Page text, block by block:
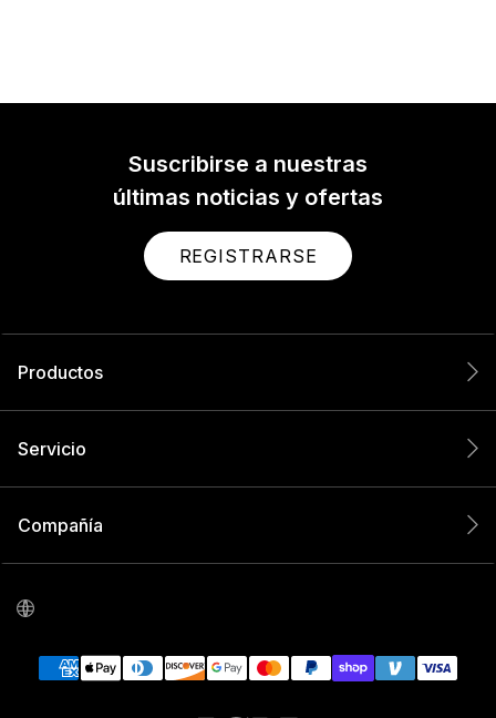
Suscribirse a nuestras
últimas noticias y ofertas
REGISTRARSE
Productos
Servicio
Compañía